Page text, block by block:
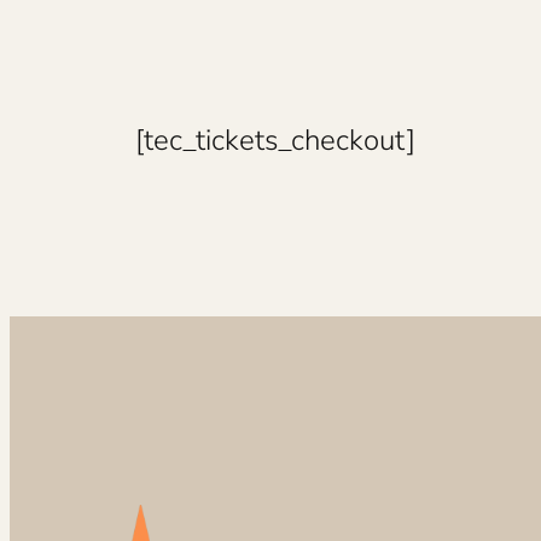
[tec_tickets_checkout]